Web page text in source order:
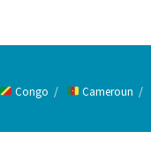
Congo Cameroun